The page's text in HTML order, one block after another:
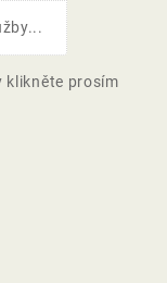
klikněte prosím